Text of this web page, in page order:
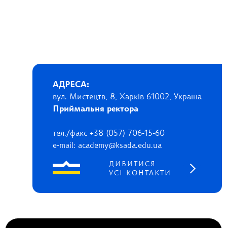
АДРЕСА:
вул. Мистецтв, 8, Харків 61002, Україна
Приймальня ректора
тел./факс +38 (057) 706-15-60
e-mail: academy@ksada.edu.ua
ДИВИТИСЯ
УСІ КОНТАКТИ